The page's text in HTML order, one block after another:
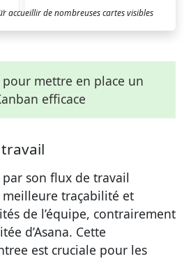
accueillir de nombreuses cartes visibles
pour mettre en place un
efficace
son flux de travail
traçabilité et
de l’équipe, contrairement
d’Asana. Cette
est cruciale pour les